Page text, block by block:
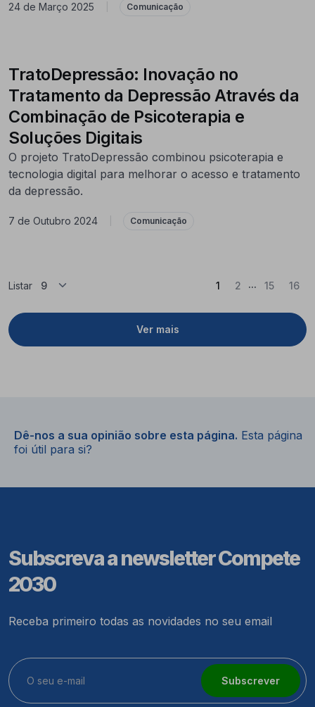
24 de Março 2025 Comunicação
TratoDepressão: Inovação no
Tratamento da Depressão Através da
Combinação de Psicoterapia e
Soluções Digitais
O projeto TratoDepressão combinou psicoterapia e
tecnologia digital para melhorar o acesso e tratamento
da depressão.
7 de Outubro 2024 Comunicação
Listar
Ver mais
1 (Atual)
2 ... 15 16
Dê-nos a sua opinião sobre esta página. Esta página
foi útil para si?
Subscreva a newsletter Compete
2030
Receba primeiro todas as novidades no seu email
Subscrever